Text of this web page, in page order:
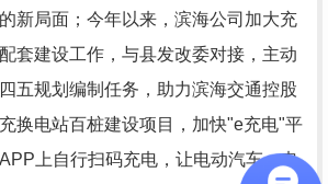
新局面；今年以来，滨海公司加大充
套建设工作，与县发改委对接，主动
五规划编制任务，助力滨海交通控股
换电站百桩建设项目，加快"e充电"平
上自行扫码充电，让电动汽车、电